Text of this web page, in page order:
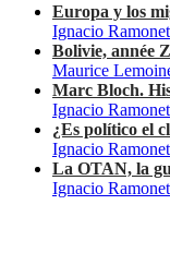
Europa y los
Ignacio Ramonet
Bolivie, année
Maurice
Marc Bloch.
Ignacio Ramonet
¿Es político el
Ignacio Ramonet
La OTAN, la
Ignacio Ramonet